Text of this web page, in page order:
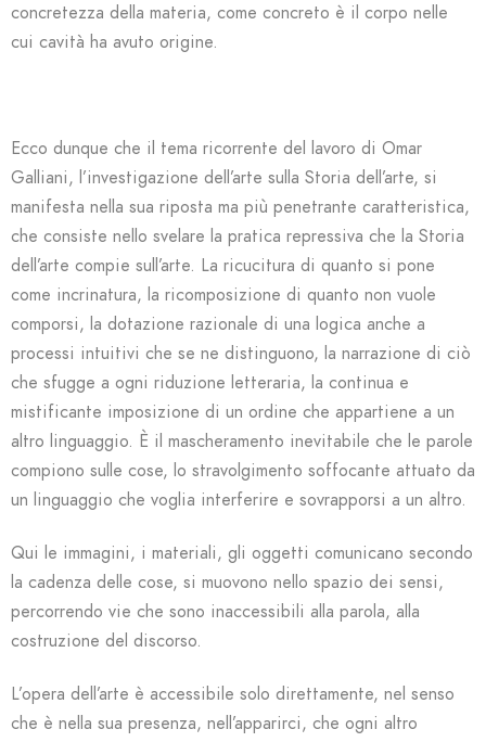
concretezza della materia, come concreto è il corpo nelle
cui cavità ha avuto origine.
Ecco dunque che il tema ricorrente del lavoro di Omar
Galliani, l’investigazione dell’arte sulla Storia dell’arte, si
manifesta nella sua riposta ma più penetrante caratteristica,
che consiste nello svelare la pratica repressiva che la Storia
dell’arte compie sull’arte. La ricucitura di quanto si pone
come incrinatura, la ricomposizione di quanto non vuole
comporsi, la dotazione razionale di una logica anche a
processi intuitivi che se ne distinguono, la narrazione di ciò
che sfugge a ogni riduzione letteraria, la continua e
mistificante imposizione di un ordine che appartiene a un
altro linguaggio. È il mascheramento inevitabile che le parole
compiono sulle cose, lo stravolgimento soffocante attuato da
un linguaggio che voglia interferire e sovrapporsi a un altro.
Qui le immagini, i materiali, gli oggetti comunicano secondo
la cadenza delle cose, si muovono nello spazio dei sensi,
percorrendo vie che sono inaccessibili alla parola, alla
costruzione del discorso.
L’opera dell’arte è accessibile solo direttamente, nel senso
che è nella sua presenza, nell’apparirci, che ogni altro